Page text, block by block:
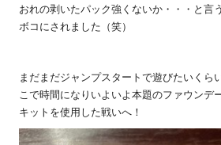
おれの剥いたパック強くないか・・・と言
ボコにされました（笑）
まだまだジャンプスタートで遊びたいくら
こで時間になりいよいよ本題のファウンデ
キットを使用した戦いへ！